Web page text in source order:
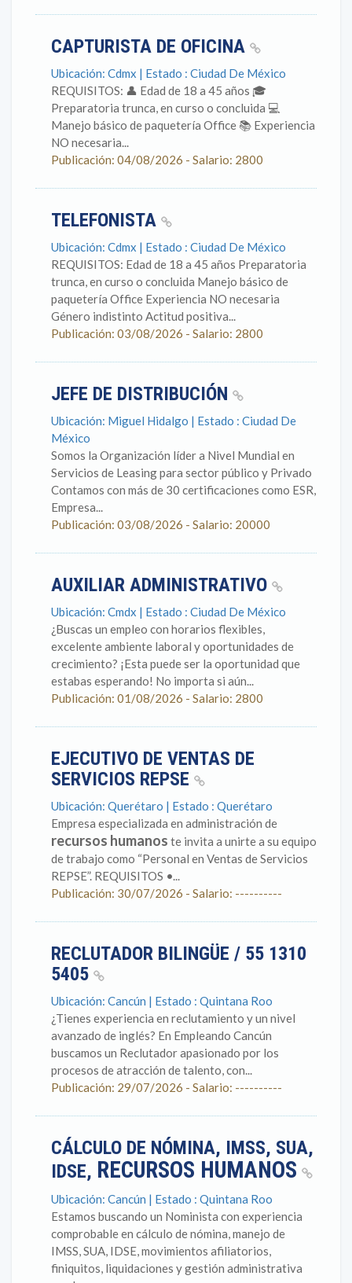
CAPTURISTA DE OFICINA
Ubicación: Cdmx | Estado : Ciudad De México
REQUISITOS: 👤 Edad de 18 a 45 años 🎓
Preparatoria trunca, en curso o concluida 💻
Manejo básico de paquetería Office 📚 Experiencia
NO necesaria...
Publicación: 04/08/2026 - Salario: 2800
TELEFONISTA
Ubicación: Cdmx | Estado : Ciudad De México
REQUISITOS: Edad de 18 a 45 años Preparatoria
trunca, en curso o concluida Manejo básico de
paquetería Office Experiencia NO necesaria
Género indistinto Actitud positiva...
Publicación: 03/08/2026 - Salario: 2800
JEFE DE DISTRIBUCIÓN
Ubicación: Miguel Hidalgo | Estado : Ciudad De
México
Somos la Organización líder a Nivel Mundial en
Servicios de Leasing para sector público y Privado
Contamos con más de 30 certificaciones como ESR,
Empresa...
Publicación: 03/08/2026 - Salario: 20000
AUXILIAR ADMINISTRATIVO
Ubicación: Cmdx | Estado : Ciudad De México
¿Buscas un empleo con horarios flexibles,
excelente ambiente laboral y oportunidades de
crecimiento? ¡Esta puede ser la oportunidad que
estabas esperando! No importa si aún...
Publicación: 01/08/2026 - Salario: 2800
EJECUTIVO DE VENTAS DE
SERVICIOS REPSE
Ubicación: Querétaro | Estado : Querétaro
Empresa especializada en administración de
recursos humanos te invita a unirte a su equipo
de trabajo como “Personal en Ventas de Servicios
REPSE”. REQUISITOS •...
Publicación: 30/07/2026 - Salario: ----------
RECLUTADOR BILINGÜE / 55 1310
5405
Ubicación: Cancún | Estado : Quintana Roo
¿Tienes experiencia en reclutamiento y un nivel
avanzado de inglés? En Empleando Cancún
buscamos un Reclutador apasionado por los
procesos de atracción de talento, con...
Publicación: 29/07/2026 - Salario: ----------
CÁLCULO DE NÓMINA, IMSS, SUA,
IDSE, RECURSOS HUMANOS
Ubicación: Cancún | Estado : Quintana Roo
Estamos buscando un Nominista con experiencia
comprobable en cálculo de nómina, manejo de
IMSS, SUA, IDSE, movimientos afiliatorios,
finiquitos, liquidaciones y gestión administrativa